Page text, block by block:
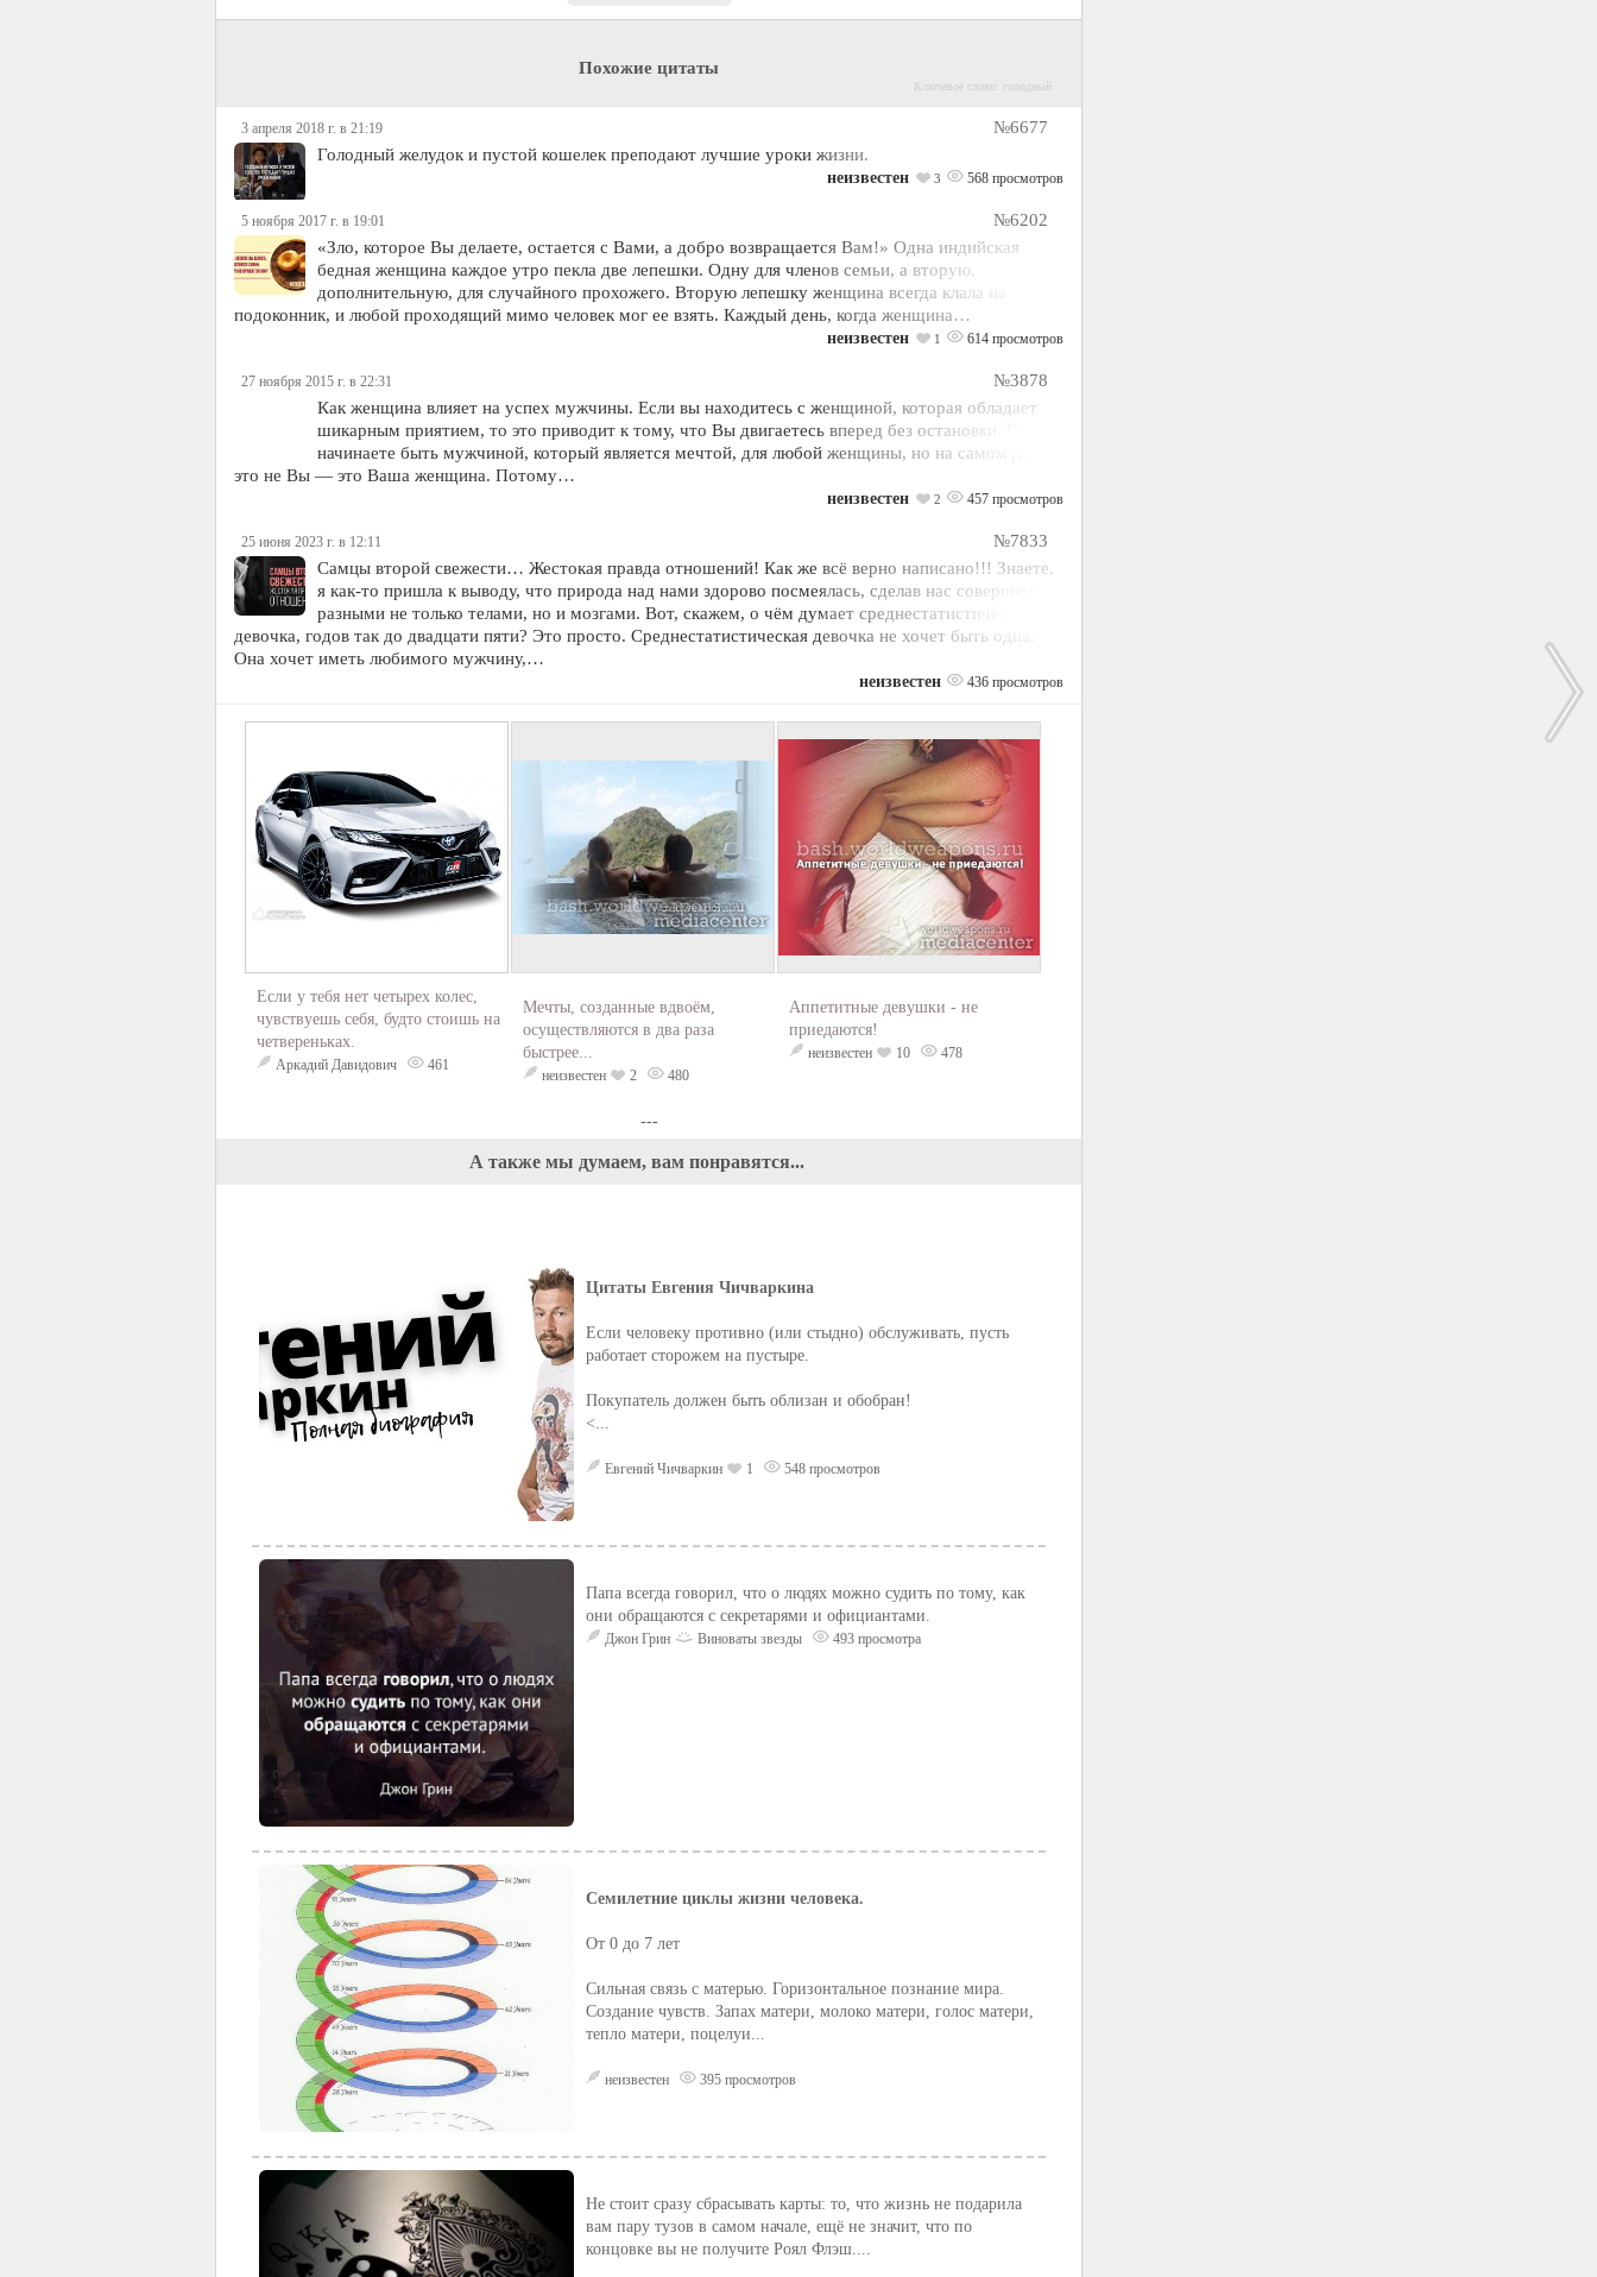
Похожие цитаты
Ключевое слово: голодный
3 апреля 2018 г. в 21:19
№6677
Голодный желудок и пустой кошелек преподают лучшие уроки жизни.
неизвестен 3 568 просмотров
5 ноября 2017 г. в 19:01
№6202
«Зло, которое Вы делаете, остается с Вами, а добро возвращается Вам!» Одна индийская
бедная женщина каждое утро пекла две лепешки. Одну для членов семьи, а вторую,
дополнительную, для случайного прохожего. Вторую лепешку женщина всегда клала на
подоконник, и любой проходящий мимо человек мог ее взять. Каждый день, когда женщина…
неизвестен 1 614 просмотров
27 ноября 2015 г. в 22:31
№3878
Как женщина влияет на успех мужчины. Если вы находитесь с женщиной, которая обладает
шикарным приятием, то это приводит к тому, что Вы двигаетесь вперед без остановки. И Вы
начинаете быть мужчиной, который является мечтой, для любой женщины, но на самом деле
это не Вы — это Ваша женщина. Потому…
неизвестен 2 457 просмотров
25 июня 2023 г. в 12:11
№7833
Самцы второй свежести… Жестокая правда отношений! Как же всё верно написано!!! Знаете,
я как-то пришла к выводу, что природа над нами здорово посмеялась, сделав нас совершенно
разными не только телами, но и мозгами. Вот, скажем, о чём думает среднестатистическая
девочка, годов так до двадцати пяти? Это просто. Среднестатистическая девочка не хочет быть одна.
Она хочет иметь любимого мужчину,…
неизвестен 436 просмотров
Если у тебя нет четырех колес,
чувствуешь себя, будто стоишь на
четвереньках.
Аркадий Давидович 461
Мечты, созданные вдвоём,
осуществляются в два раза
быстрее...
неизвестен 2 480
Аппетитные девушки - не
приедаются!
неизвестен 10 478
---
А также мы думаем, вам понравятся...
Цитаты Евгения Чичваркина
Если человеку противно (или стыдно) обслуживать, пусть
работает сторожем на пустыре.
Покупатель должен быть облизан и обобран!
<...
Евгений Чичваркин 1 548 просмотров
Папа всегда говорил, что о людях можно судить по тому, как
они обращаются с секретарями и официантами.
Джон Грин Виноваты звезды 493 просмотра
Семилетние циклы жизни человека.
От 0 до 7 лет
Сильная связь с матерью. Горизонтальное познание мира.
Создание чувств. Запах матери, молоко матери, голос матери,
тепло матери, поцелуи...
неизвестен 395 просмотров
Не стоит сразу сбрасывать карты: то, что жизнь не подарила
вам пару тузов в самом начале, ещё не значит, что по
концовке вы не получите Роял Флэш....